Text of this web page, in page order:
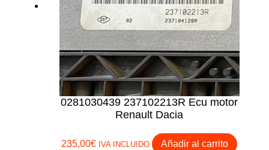
0281030439 237102213R Ecu motor
Renault Dacia
235,00€ IVA INCLUIDO Añadir al carrito